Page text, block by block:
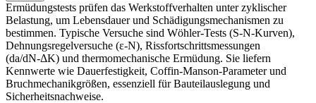
Ermüdungstests prüfen das Werkstoffverhalten unter zyklischer
Belastung, um Lebensdauer und Schädigungsmechanismen zu
bestimmen. Typische Versuche sind Wöhler‑Tests (S‑N‑Kurven),
Dehnungsregelversuche (ε‑N), Rissfortschrittsmessungen
(da/dN‑ΔK) und thermomechanische Ermüdung. Sie liefern
Kennwerte wie Dauerfestigkeit, Coffin‑Manson‑Parameter und
Bruchmechanikgrößen, essenziell für Bauteilauslegung und
Sicherheitsnachweise.